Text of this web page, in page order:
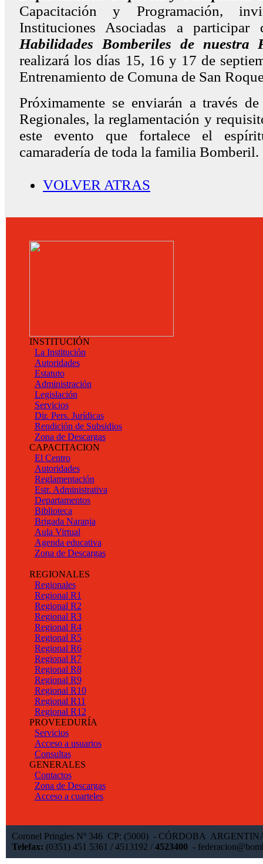
Capacitación y Programación,
Instituciones Asociadas a
Habilidades Bomberiles de nuestra
realizará los días 15, 16 y 17 de
Entrenamiento de Comuna de San
Próximamente se enviarán a través
Regionales, la reglamentación y
este evento que fortalece el
camaradería de toda la familia Bomberil.
VOLVER ATRAS
INSTITUCIÓN
La Institución
Autoridades
Estatuto
Administración
Legislación
Servicios
Dir. Pers. Jurídicas
Rendición de Subsidios
Zona de Descargas
CAPACITACION
El Centro
Autoridades
Reglamentación
Estr. Administrativa
Departamentos
Biblioteca
Brigada Naranja
Aula Virtual
Agenda educativa
Zona de Descargas
REGIONALES
Regionales
Regional R1
Regional R2
Regional R3
Regional R4
Regional R5
Regional R6
Regional R7
Regional R8
Regional R9
Regional R10
Regional R11
Regional R12
PROVEEDURÍA
Servicios
Acceso a usuarios
Consultas
GENERALES
Contactos
Zona de Descargas
Acceso a cuarteles
Coronel Pringles Nº 346 CP: (5000) - CÓRDOBA
Telefax: (0351) 451 5361 / 4513192 / 4523400-